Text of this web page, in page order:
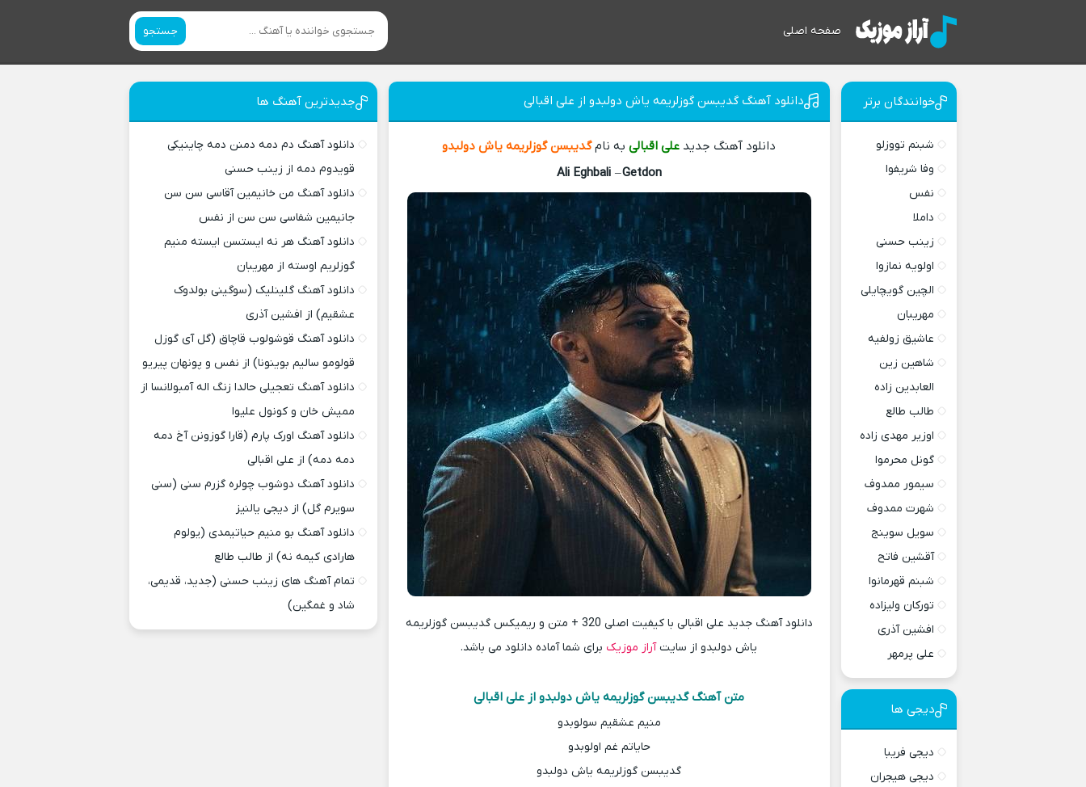
صفحه اصلی جستجو
دانلود آهنگ گدیبسن گوزلریمه یاش دولبدو از علی اقبالی
دانلود آهنگ جدید علی اقبالیبه نامگدیبسن گوزلریمه یاش دولبدو
Ali Eghbali –Getdon
دانلود آهنگ جدید علی اقبالی با کیفیت اصلی 320 + متن و ریمیکس گدیبسن گوزلریمه
یاش دولبدو از سایتآراز موزیک برای شما آماده دانلود می باشد.
متن آهنگ گدیبسن گوزلریمه یاش دولبدو از علی اقبالی
منیم عشقیم سولوبدو
حایاتم غم اولوبدو
گدیبسن گوزلریمه یاش دولبدو
خوانندگان برتر
شبنم تووزلو
وفا شریفوا
نفس
داملا
زینب حسنی
اولویه نمازوا
الچین گویچایلی
مهریبان
عاشیق زولفیه
شاهین زین
العابدین زاده
طالب طالع
اوزیر مهدی زاده
گونل محرموا
سیمور ممدوف
شهرت ممدوف
سویل سوینج
آقشین فاتح
شبنم قهرمانوا
تورکان ولیزاده
افشین آذری
علی پرمهر
دیجی ها
دیجی فریبا
دیجی هیجران
جدیدترین آهنگ ها
دانلود آهنگ دم دمه دمنن دمه چاینیکی
قویدوم دمه از زینب حسنی
دانلود آهنگ من خانیمین آقاسی سن سن
جانیمین شفاسی سن سن از نفس
دانلود آهنگ هر نه ایستسن ایسته منیم
گوزلریم اوسته از مهریبان
دانلود آهنگ گلینلیک (سوگینی بولدوک
عشقیم) از افشین آذری
دانلود آهنگ قوشولوب قاچاق (گل آی گوزل
قولومو سالیم بوینونا) از نفس و پونهان پیریو
دانلود آهنگ تعجیلی حالدا زنگ اله آمبولانسا از
ممیش خان و کونول علیوا
دانلود آهنگ اورک پارم (قارا گوزونن آخ دمه
دمه دمه) از علی اقبالی
دانلود آهنگ دوشوب چولره گزرم سنی (سنی
سویرم گل) از دیجی یالنیز
دانلود آهنگ بو منیم حیاتیمدی (یولوم
هارادی کیمه نه) از طالب طالع
تمام آهنگ های زینب حسنی (جدید، قدیمی،
شاد و غمگین)